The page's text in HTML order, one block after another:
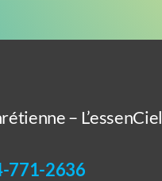
– L’essenCiel
771-2636